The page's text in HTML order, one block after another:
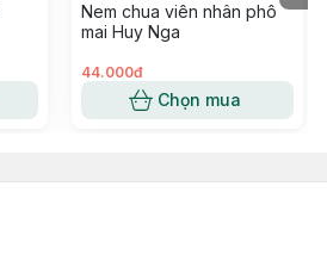
Nem chua viên nhân phô
mai Huy Nga
44.000đ
Chọn mua